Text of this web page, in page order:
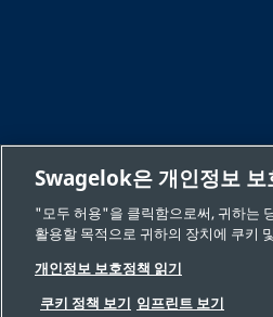
Swagelok은 개인정보
"모두 허용"을 클릭함으로써, 귀하는
활용할 목적으로 귀하의 장치에 쿠키
개인정보 보호정책 읽기
쿠키 정책 보기 임프린트 보기